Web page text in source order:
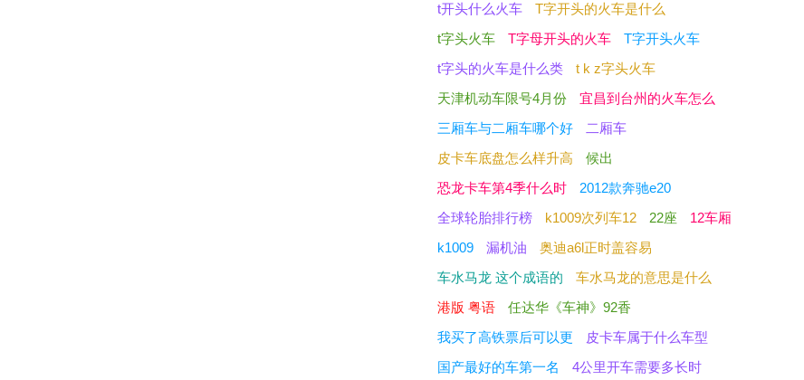
t开头什么火车
T字开头的火车是什么
t字头火车
T字母开头的火车
T字开头火车
t字头的火车是什么类
t k z字头火车
天津机动车限号4月份
宜昌到台州的火车怎么
三厢车与二厢车哪个好
二厢车
皮卡车底盘怎么样升高
候出
恐龙卡车第4季什么时
2012款奔驰e20
全球轮胎排行榜
k1009次列车12 22座
12车厢
k1009
漏机油
奥迪a6l正时盖容易
车水马龙 这个成语的
车水马龙的意思是什么
港版 粤语
任达华《车神》92香
我买了高铁票后可以更
皮卡车属于什么车型
国产最好的车第一名
4公里开车需要多长时